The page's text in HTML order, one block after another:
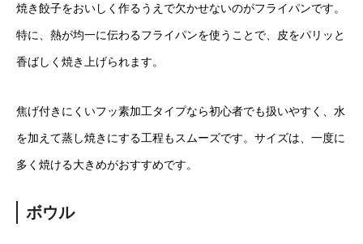
焼き餃子をおいしく作るうえで欠かせないのがフライパンです。
特に、熱が均一に伝わるフライパンを使うことで、皮をパリッと
香ばしく焼き上げられます。
焦げ付きにくいフッ素加工タイプなら初心者でも扱いやすく、水
を加えて蒸し焼きにする工程もスムーズです。サイズは、一度に
多く焼ける大きめがおすすめです。
ボウル